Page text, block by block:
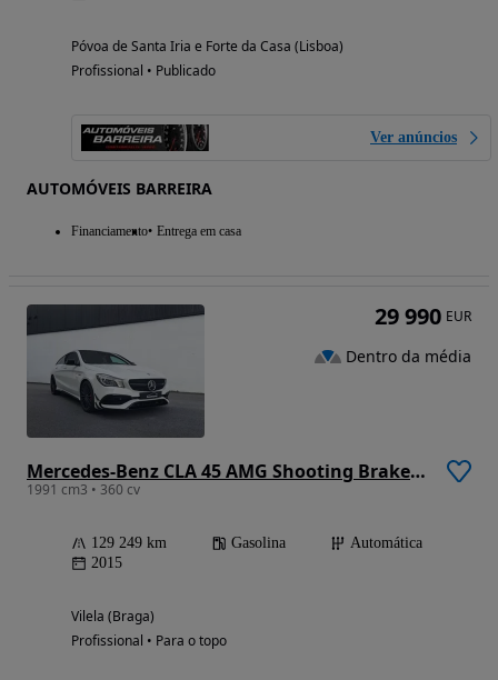
Póvoa de Santa Iria e Forte da Casa (Lisboa)
Profissional • Publicado
Ver anúncios
AUTOMÓVEIS BARREIRA
Financiamento Entrega em casa
Mercedes-Benz CLA 45 AMG Shooting Brake 4-Matic
1991 cm3 • 360 cv
129 249 km Gasolina
Automática
2015
Vilela (Braga)
Profissional • Para o topo
29 990 EUR
Dentro da média